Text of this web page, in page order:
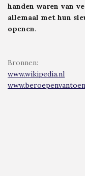
handen waren van
allemaal met hun
openen.
Bronnen:
www.wikipedia.nl